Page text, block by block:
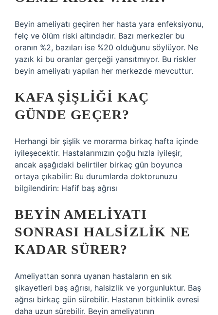
Beyin ameliyatı geçiren her hasta yara enfeksiyonu,
felç ve ölüm riski altındadır. Bazı merkezler bu
oranın %2, bazıları ise %20 olduğunu söylüyor. Ne
yazık ki bu oranlar gerçeği yansıtmıyor. Bu riskler
beyin ameliyatı yapılan her merkezde mevcuttur.
KAFA ŞIŞLIĞI KAÇ
GÜNDE GEÇER?
Herhangi bir şişlik ve morarma birkaç hafta içinde
iyileşecektir. Hastalarımızın çoğu hızla iyileşir,
ancak aşağıdaki belirtiler birkaç gün boyunca
ortaya çıkabilir: Bu durumlarda doktorunuzu
bilgilendirin: Hafif baş ağrısı
BEYIN AMELIYATI
SONRASI HALSIZLIK NE
KADAR SÜRER?
Ameliyattan sonra uyanan hastaların en sık
şikayetleri baş ağrısı, halsizlik ve yorgunluktur. Baş
ağrısı birkaç gün sürebilir. Hastanın bitkinlik evresi
daha uzun sürebilir. Beyin ameliyatının